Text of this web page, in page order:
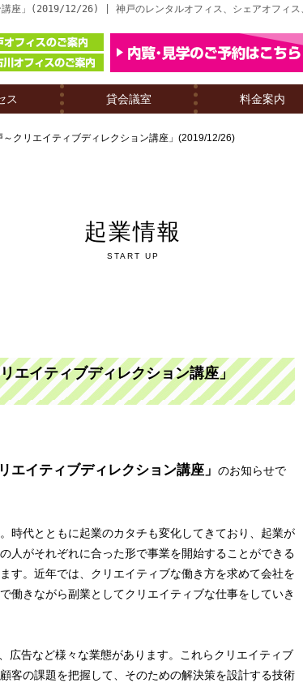
講座」(2019/12/26) | 神戸のレンタルオフィス、シェアオフィス
ス 貸会議室 料金案内
クリエイティブディレクション講座」(2019/12/26)
起業情報
START UP
エイティブディレクション講座」
エイティブディレクション講座」 のお知らせで
時代とともに起業のカタチも変化してきており、起業が
人がそれぞれに合った形で事業を開始することができる
す。近年では、クリエイティブな働き方を求めて会社を
働きながら副業としてクリエイティブな仕事をしていき
広告など様々な業態があります。これらクリエイティブ
客の課題を把握して、そのための解決策を設計する技術